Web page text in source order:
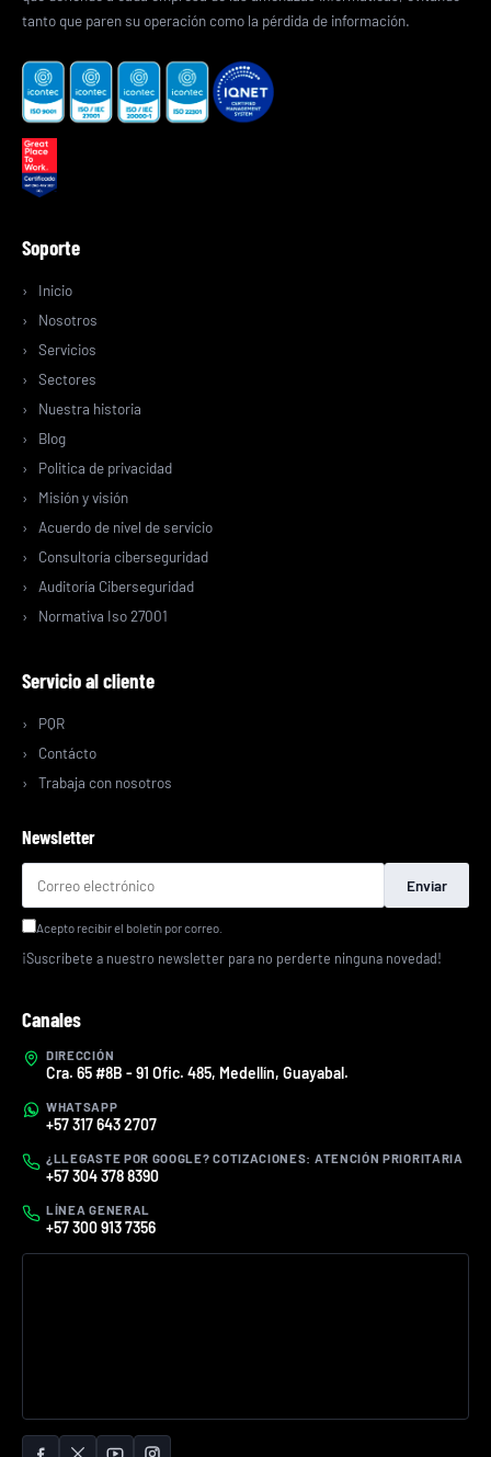
tanto que paren su operación como la pérdida de información.
Soporte
Inicio
Nosotros
Servicios
Sectores
Nuestra historia
Blog
Politica de privacidad
Misión y visión
Acuerdo de nivel de servicio
Consultoría ciberseguridad
Auditoría Ciberseguridad
Normativa Iso 27001
Servicio al cliente
PQR
Contácto
Trabaja con nosotros
Newsletter
Enviar
Acepto recibir el boletín por correo.
¡Suscríbete a nuestro newsletter para no perderte ninguna novedad!
Canales
DIRECCIÓN
Cra. 65 #8B - 91 Ofic. 485, Medellín, Guayabal.
WHATSAPP
+57 317 643 2707
¿LLEGASTE POR GOOGLE? COTIZACIONES: ATENCIÓN PRIORITARIA
+57 304 378 8390
LÍNEA GENERAL
+57 300 913 7356